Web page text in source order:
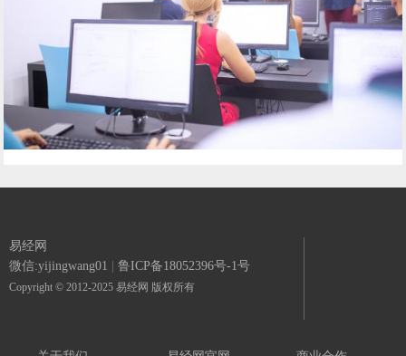
易经网
微信:yijingwang01 鲁ICP备18052396号-1号
Copyright © 2012-2025 易经网 版权所有